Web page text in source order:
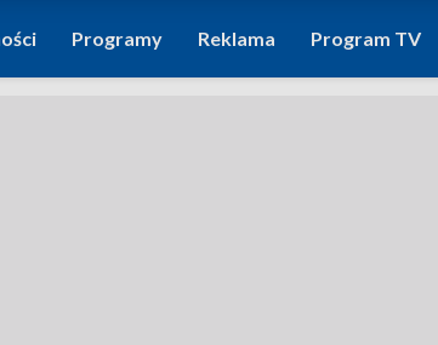
Programy Reklama Program TV